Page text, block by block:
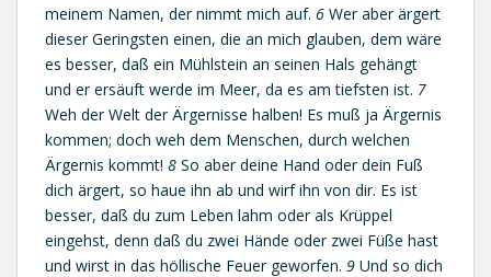
meinem Namen, der nimmt mich auf. 6 Wer aber ärgert
dieser Geringsten einen, die an mich glauben, dem wäre
es besser, daß ein Mühlstein an seinen Hals gehängt
und er ersäuft werde im Meer, da es am tiefsten ist. 7
Weh der Welt der Ärgernisse halben! Es muß ja Ärgernis
kommen; doch weh dem Menschen, durch welchen
Ärgernis kommt! 8 So aber deine Hand oder dein Fuß
dich ärgert, so haue ihn ab und wirf ihn von dir. Es ist
besser, daß du zum Leben lahm oder als Krüppel
eingehst, denn daß du zwei Hände oder zwei Füße hast
und wirst in das höllische Feuer geworfen. 9 Und so dich